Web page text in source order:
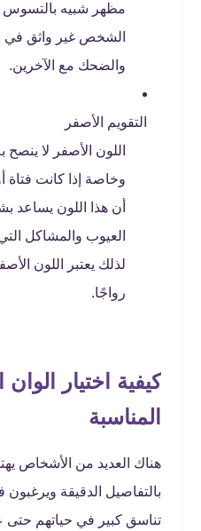
مظهر شبيه بالتسوس
الشخص غير واثق في
والضحك مع الآخرين.
التقويم الأصفر
اللون الأصفر لا ينصح
وخاصة إذا كانت
أن هذا اللون يساعد
العيوب والمشاكل
لذلك يعتبر اللون
رواجًا.
كيفية اختيار الوان
المناسبة
هناك العديد من الأشخاص
بالتفاصيل الدقيقة
تناسق كبير في حياتهم حتى